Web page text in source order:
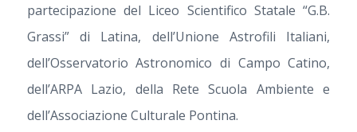
partecipazione del Liceo Scientifico Statale “G.B.
Grassi” di Latina, dell’Unione Astrofili Italiani,
dell’Osservatorio Astronomico di Campo Catino,
dell’ARPA Lazio, della Rete Scuola Ambiente e
dell’Associazione Culturale Pontina.